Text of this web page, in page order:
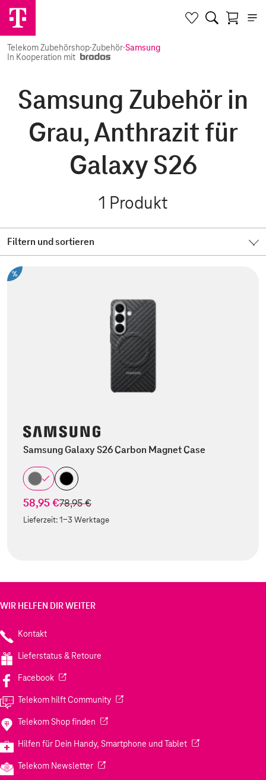
Telekom Zubehörshop·Zubehör·Samsung
In Kooperation mit
Samsung Zubehör in
Grau, Anthrazit für
Galaxy S26
1 Produkt
Filtern und sortieren
%
Samsung Galaxy S26 Carbon Magnet Case
58,95 €statt
78,95 €
Lieferzeit:1-3 Werktage
WIR HELFEN DIR WEITER
Kontakt
Lieferstatus & Retoure
Facebook(Wird in einem neuen Tab geöffnet)
Telekom hilft Community(Wird in einem neuen Tab geöffnet)
Telekom Shop finden (Wird in einem neuen Tab geöffnet)
Hilfen für Dein Handy, Smartphone und Tablet(Wird in einem
Telekom Newsletter(Wird in einem neuen Tab geöffnet)